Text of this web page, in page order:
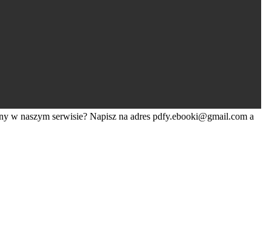
w naszym serwisie? Napisz na adres pdfy.ebooki@gmail.com a